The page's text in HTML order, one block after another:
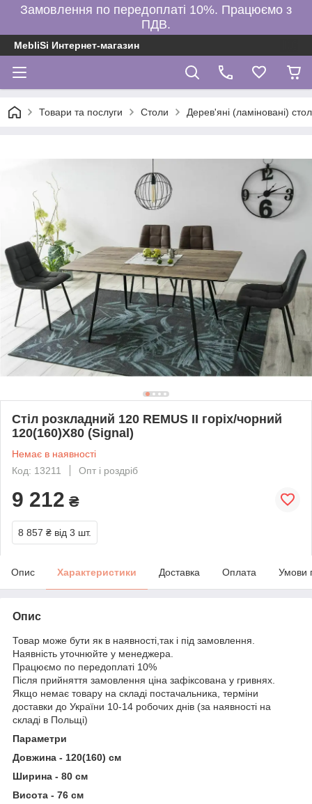
Замовлення по передоплаті 10%. Працюємо з
ПДВ.
MebliSi Интернет-магазин
Товари та послуги Столи Дерев'яні (ламіновані)
Стіл розкладний 120 REMUS II горіх/чорний
120(160)X80 (Signal)
Немає в наявності
Код: 13211
Опт і роздріб
9 212 ₴
8 857 ₴ від 3 шт.
Опис Характеристики Доставка Оплата Умови
Опис
Товар може бути як в наявності,так і під замовлення.
Наявність уточнюйте у менеджера.
Працюємо по передоплаті 10%
Після прийняття замовлення ціна зафіксована у гривнях.
Якщо немає товару на складі постачальника, терміни
доставки до України 10-14 робочих днів (за наявності на
складі в Польщі)
Параметри
Довжина - 120(160) см
Ширина - 80 см
Висота - 76 см